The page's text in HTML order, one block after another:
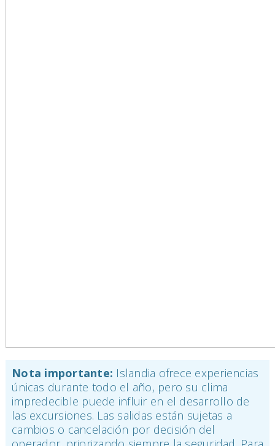
Nota importante: Islandia ofrece experiencias
únicas durante todo el año, pero su clima
impredecible puede influir en el desarrollo de
las excursiones. Las salidas están sujetas a
cambios o cancelación por decisión del